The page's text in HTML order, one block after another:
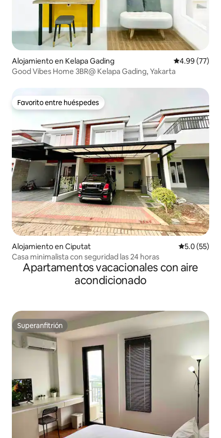
Alojamiento en Kelapa Gading Calificación
4.99 (77)
Good Vibes Home 3BR@ Kelapa Gading, Yakarta
Favorito entre huéspedes
Favorito entre huéspedes
Alojamiento en Ciputat Calificación
5.0 (55)
Casa minimalista con seguridad las 24 horas
Apartamentos vacacionales con aire
acondicionado
Superanfitrión
Superanfitrión